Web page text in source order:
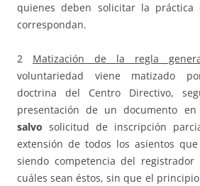
quienes deben solicitar la práctica
correspondan.
2 Matización de la regla
voluntariedad viene matizado
doctrina del Centro Directivo,
presentación de un documento
salvo solicitud de inscripción
extensión de todos los asientos
siendo competencia del
cuáles sean éstos, sin que el